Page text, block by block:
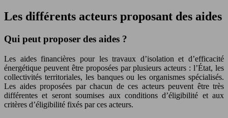
Les différents acteurs proposant des aides
Qui peut proposer des aides ?
Les aides financières pour les travaux d’isolation et d’efficacité
énergétique peuvent être proposées par plusieurs acteurs : l’État, les
collectivités territoriales, les banques ou les organismes spécialisés.
Les aides proposées par chacun de ces acteurs peuvent être très
différentes et seront soumises aux conditions d’éligibilité et aux
critères d’éligibilité fixés par ces acteurs.